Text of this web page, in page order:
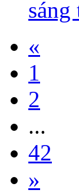
«
1
2
...
42
»